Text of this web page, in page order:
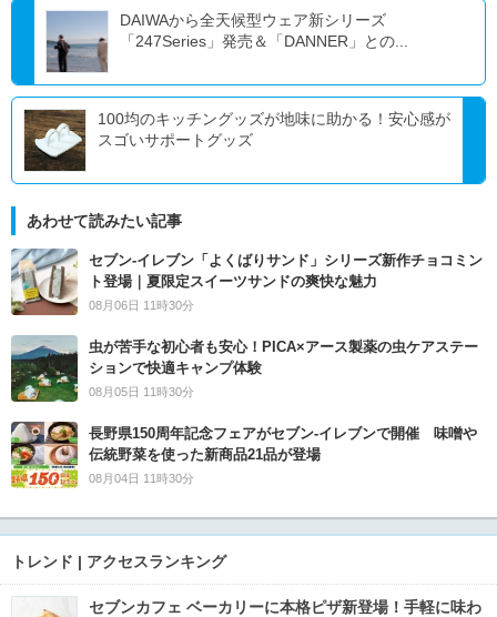
DAIWAから全天候型ウェア新シリーズ
「247Series」発売＆「DANNER」との...
100均のキッチングッズが地味に助かる！安心感が
スゴいサポートグッズ
あわせて読みたい記事
セブン‐イレブン「よくばりサンド」シリーズ新作チョコミン
ト登場｜夏限定スイーツサンドの爽快な魅力
08月06日 11時30分
虫が苦手な初心者も安心！PICA×アース製薬の虫ケアステー
ションで快適キャンプ体験
08月05日 11時30分
長野県150周年記念フェアがセブン-イレブンで開催 味噌や
伝統野菜を使った新商品21品が登場
08月04日 11時30分
トレンド | アクセスランキング
セブンカフェ ベーカリーに本格ピザ新登場！手軽に味わ